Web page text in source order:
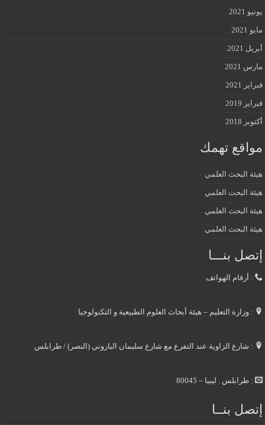
يونيو 2021
مايو 2021
أبريل 2021
مارس 2021
فبراير 2021
فبراير 2019
أكتوبر 2018
مواقع تهمك
هيئة البحث العلمي
هيئة البحث العلمي
هيئة البحث العلمي
هيئة البحث العلمي
إتصل بنـــا
: أرقام الهواتف
: وزارة التعليم – هيئة أبحاث العلوم الطبيعية و التكنولوجيا
: شارع الزاوية عند التفرع مع شارع سليمان الباروني (النصر) / طرابلس
: طرابلس . ليبيا – 80045
إتصل بنــا